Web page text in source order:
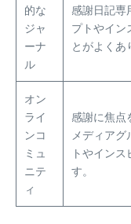
的な
ジャ
ーナ
ル
感謝日記専
プトやイン
とがよくあ
オン
ライ
ンコ
ミュ
ニテ
ィ
感謝に焦点
メディア
トやイン
す。